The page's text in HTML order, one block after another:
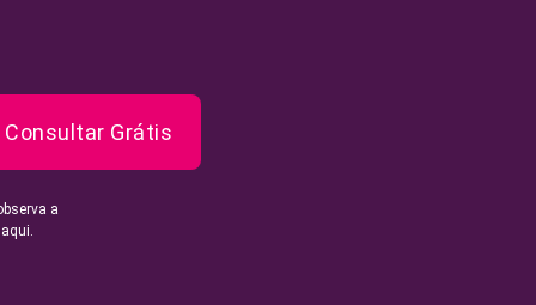
Consultar Grátis
a